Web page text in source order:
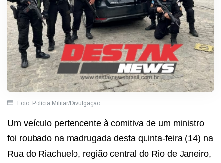
Foto: Polícia Militar/Divulgação
Um veículo pertencente à comitiva de um ministro
foi roubado na madrugada desta quinta-feira (14) na
Rua do Riachuelo, região central do Rio de Janeiro,